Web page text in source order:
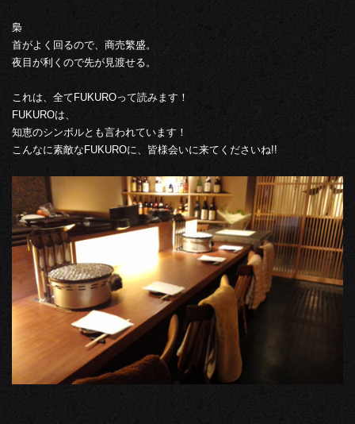
梟
首がよく回るので、商売繁盛。
夜目が利くので先が見渡せる。
これは、全てFUKUROって読みます！
FUKUROは、
知恵のシンボルとも言われています！
こんなに素敵なFUKUROに、皆様会いに来てくださいね!!